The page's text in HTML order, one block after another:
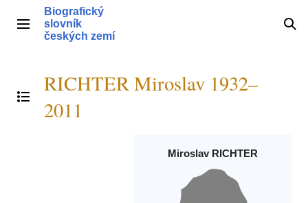
obsahHlavní menu
Biografický
slovník
českých zemí
Přepnout obsah
RICHTER Miroslav 1932–
2011
Miroslav RICHTER